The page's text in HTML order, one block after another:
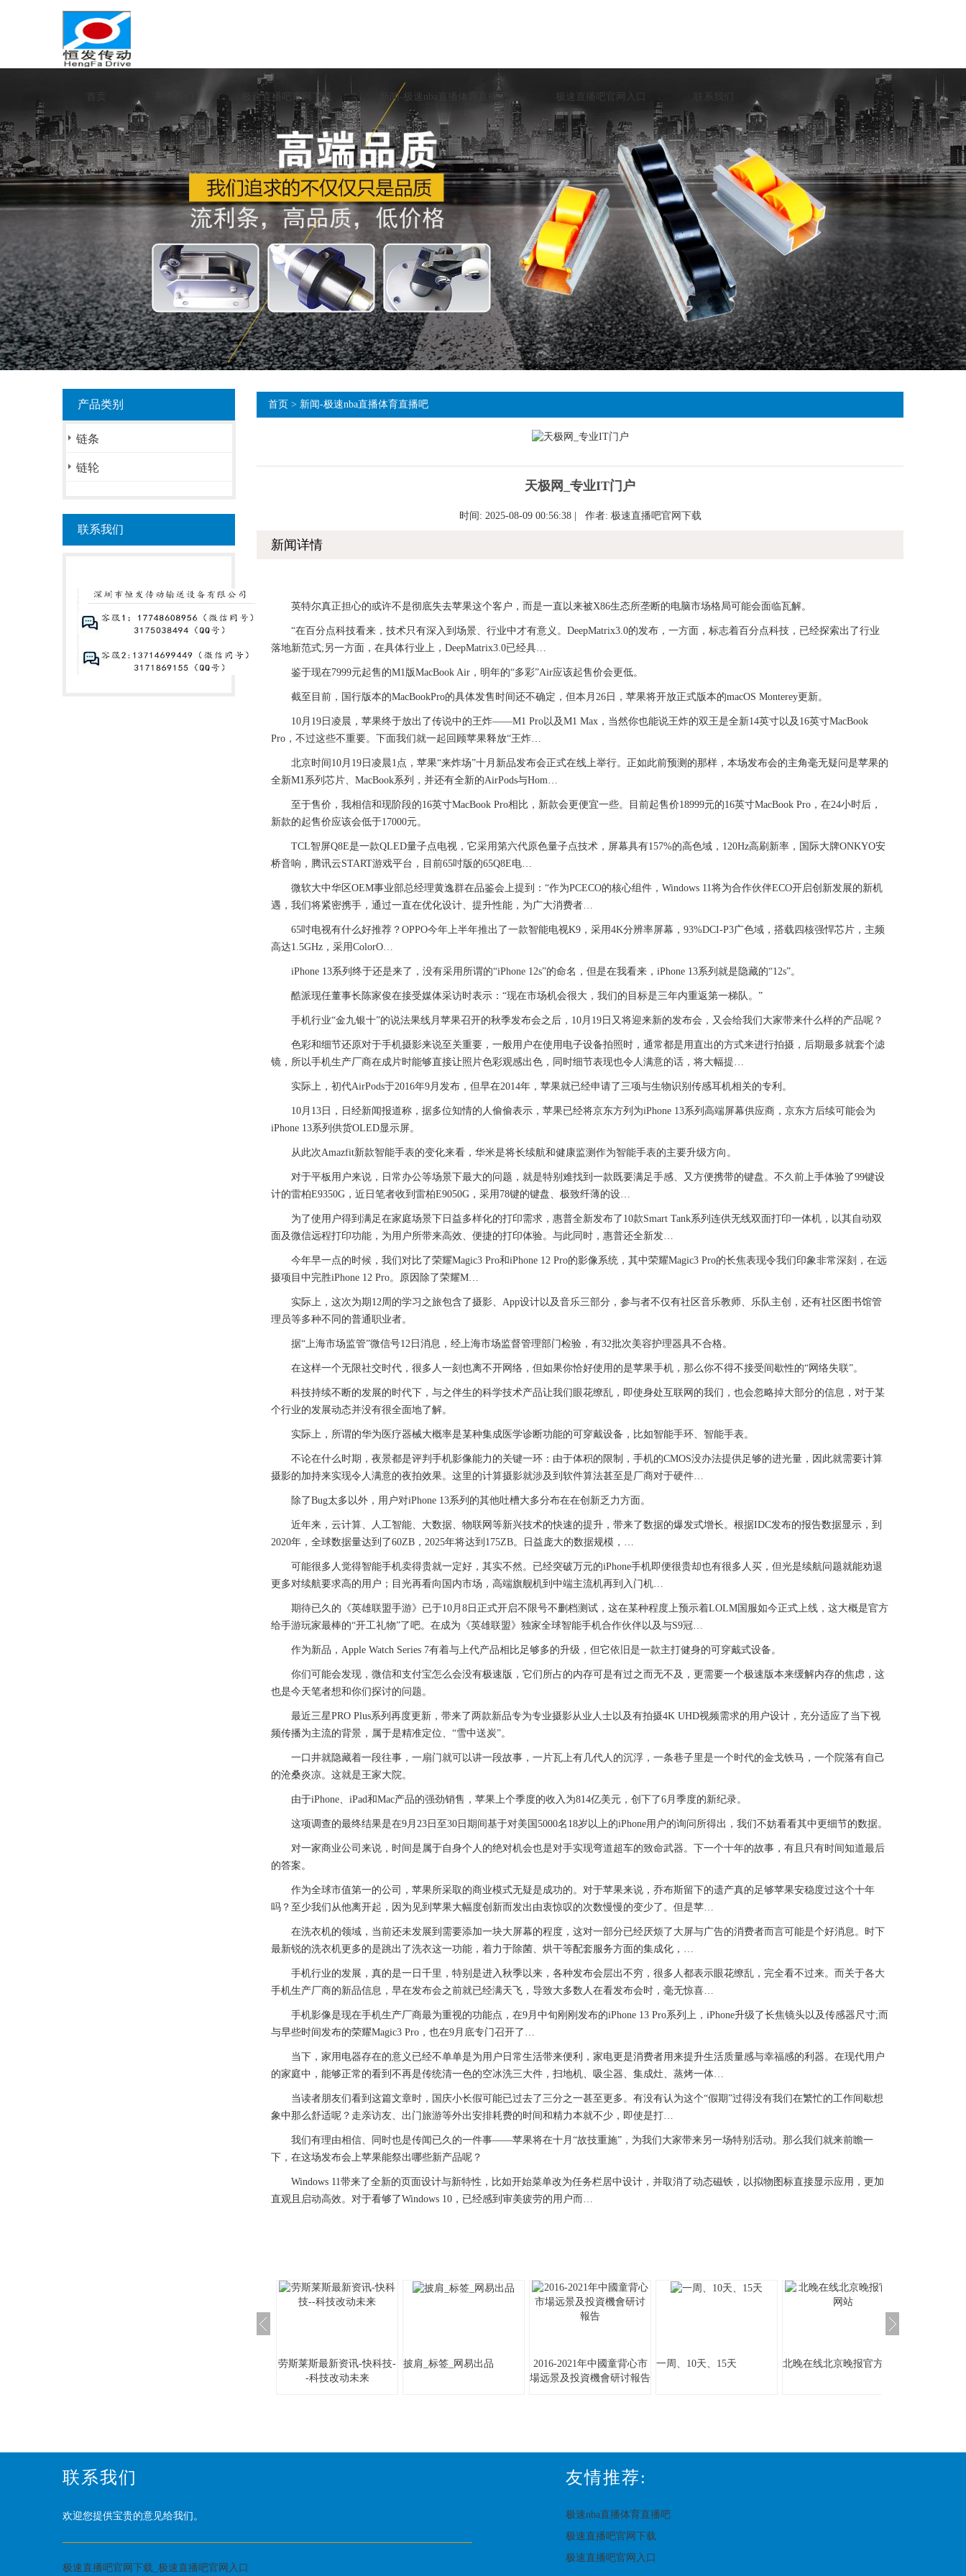
极速直播吧官网下载 新闻-极速nba直播体育直播吧 极速直播吧官网入口 网站地图
产品类别
链条
链轮
联系我们
首页 > 新闻-极速nba直播体育直播吧
天极网_专业IT门户
时间: 2025-08-09 00:56:38 | 作者: 极速直播吧官网下载
新闻详情
英特尔真正担心的或许不是彻底失去苹果这个客户，而是一直以来被X86生态所垄断的电脑市场格局可能会面临瓦解。
“在百分点科技看来，技术只有深入到场景、行业中才有意义。DeepMatrix3.0的发布，一方面，标志着百分点科技，已经探索出了行业
落地新范式;另一方面，在具体行业上，DeepMatrix3.0已经具…
鉴于现在7999元起售的M1版MacBook Air，明年的“多彩”Air应该起售价会更低。
截至目前，国行版本的MacBookPro的具体发售时间还不确定，但本月26日，苹果将开放正式版本的macOS Monterey更新。
10月19日凌晨，苹果终于放出了传说中的王炸——M1 Pro以及M1 Max，当然你也能说王炸的双王是全新14英寸以及16英寸MacBook
Pro，不过这些不重要。下面我们就一起回顾苹果释放“王炸…
北京时间10月19日凌晨1点，苹果“来炸场”十月新品发布会正式在线上举行。正如此前预测的那样，本场发布会的主角毫无疑问是苹果的
全新M1系列芯片、MacBook系列，并还有全新的AirPods与Hom…
至于售价，我相信和现阶段的16英寸MacBook Pro相比，新款会更便宜一些。目前起售价18999元的16英寸MacBook Pro，在24小时后，
新款的起售价应该会低于17000元。
TCL智屏Q8E是一款QLED量子点电视，它采用第六代原色量子点技术，屏幕具有157%的高色域，120Hz高刷新率，国际大牌ONKYO安
桥音响，腾讯云START游戏平台，目前65吋版的65Q8E电…
微软大中华区OEM事业部总经理黄逸群在品鉴会上提到：“作为PCECO的核心组件，Windows 11将为合作伙伴ECO开启创新发展的新机
遇，我们将紧密携手，通过一直在优化设计、提升性能，为广大消费者…
65吋电视有什么好推荐？OPPO今年上半年推出了一款智能电视K9，采用4K分辨率屏幕，93%DCI-P3广色域，搭载四核强悍芯片，主频
高达1.5GHz，采用ColorO…
iPhone 13系列终于还是来了，没有采用所谓的“iPhone 12s”的命名，但是在我看来，iPhone 13系列就是隐藏的“12s”。
酷派现任董事长陈家俊在接受媒体采访时表示：“现在市场机会很大，我们的目标是三年内重返第一梯队。”
手机行业“金九银十”的说法果线月苹果召开的秋季发布会之后，10月19日又将迎来新的发布会，又会给我们大家带来什么样的产品呢？
色彩和细节还原对于手机摄影来说至关重要，一般用户在使用电子设备拍照时，通常都是用直出的方式来进行拍摄，后期最多就套个滤
镜，所以手机生产厂商在成片时能够直接让照片色彩观感出色，同时细节表现也令人满意的话，将大幅提…
实际上，初代AirPods于2016年9月发布，但早在2014年，苹果就已经申请了三项与生物识别传感耳机相关的专利。
10月13日，日经新闻报道称，据多位知情的人偷偷表示，苹果已经将京东方列为iPhone 13系列高端屏幕供应商，京东方后续可能会为
iPhone 13系列供货OLED显示屏。
从此次Amazfit新款智能手表的变化来看，华米是将长续航和健康监测作为智能手表的主要升级方向。
对于平板用户来说，日常办公等场景下最大的问题，就是特别难找到一款既要满足手感、又方便携带的键盘。不久前上手体验了99键设
计的雷柏E9350G，近日笔者收到雷柏E9050G，采用78键的键盘、极致纤薄的设…
为了使用户得到满足在家庭场景下日益多样化的打印需求，惠普全新发布了10款Smart Tank系列连供无线双面打印一体机，以其自动双
面及微信远程打印功能，为用户所带来高效、便捷的打印体验。与此同时，惠普还全新发…
今年早一点的时候，我们对比了荣耀Magic3 Pro和iPhone 12 Pro的影像系统，其中荣耀Magic3 Pro的长焦表现令我们印象非常深刻，在远
摄项目中完胜iPhone 12 Pro。原因除了荣耀M…
实际上，这次为期12周的学习之旅包含了摄影、App设计以及音乐三部分，参与者不仅有社区音乐教师、乐队主创，还有社区图书馆管
理员等多种不同的普通职业者。
据“上海市场监管”微信号12日消息，经上海市场监督管理部门检验，有32批次美容护理器具不合格。
在这样一个无限社交时代，很多人一刻也离不开网络，但如果你恰好使用的是苹果手机，那么你不得不接受间歇性的“网络失联”。
科技持续不断的发展的时代下，与之伴生的科学技术产品让我们眼花缭乱，即使身处互联网的我们，也会忽略掉大部分的信息，对于某
个行业的发展动态并没有很全面地了解。
实际上，所谓的华为医疗器械大概率是某种集成医学诊断功能的可穿戴设备，比如智能手环、智能手表。
不论在什么时期，夜景都是评判手机影像能力的关键一环：由于体积的限制，手机的CMOS没办法提供足够的进光量，因此就需要计算
摄影的加持来实现令人满意的夜拍效果。这里的计算摄影就涉及到软件算法甚至是厂商对于硬件…
除了Bug太多以外，用户对iPhone 13系列的其他吐槽大多分布在在创新乏力方面。
近年来，云计算、人工智能、大数据、物联网等新兴技术的快速的提升，带来了数据的爆发式增长。根据IDC发布的报告数据显示，到
2020年，全球数据量达到了60ZB，2025年将达到175ZB。日益庞大的数据规模，…
可能很多人觉得智能手机卖得贵就一定好，其实不然。已经突破万元的iPhone手机即便很贵却也有很多人买，但光是续航问题就能劝退
更多对续航要求高的用户；目光再看向国内市场，高端旗舰机到中端主流机再到入门机…
期待已久的《英雄联盟手游》已于10月8日正式开启不限号不删档测试，这在某种程度上预示着LOLM国服如今正式上线，这大概是官方
给手游玩家最棒的“开工礼物”了吧。在成为《英雄联盟》独家全球智能手机合作伙伴以及与S9冠…
作为新品，Apple Watch Series 7有着与上代产品相比足够多的升级，但它依旧是一款主打健身的可穿戴式设备。
你们可能会发现，微信和支付宝怎么会没有极速版，它们所占的内存可是有过之而无不及，更需要一个极速版本来缓解内存的焦虑，这
也是今天笔者想和你们探讨的问题。
最近三星PRO Plus系列再度更新，带来了两款新品专为专业摄影从业人士以及有拍摄4K UHD视频需求的用户设计，充分适应了当下视
频传播为主流的背景，属于是精准定位、“雪中送炭”。
一口井就隐藏着一段往事，一扇门就可以讲一段故事，一片瓦上有几代人的沉浮，一条巷子里是一个时代的金戈铁马，一个院落有自己
的沧桑炎凉。这就是王家大院。
由于iPhone、iPad和Mac产品的强劲销售，苹果上个季度的收入为814亿美元，创下了6月季度的新纪录。
这项调查的最终结果是在9月23日至30日期间基于对美国5000名18岁以上的iPhone用户的询问所得出，我们不妨看看其中更细节的数据。
对一家商业公司来说，时间是属于自身个人的绝对机会也是对手实现弯道超车的致命武器。下一个十年的故事，有且只有时间知道最后
的答案。
作为全球市值第一的公司，苹果所采取的商业模式无疑是成功的。对于苹果来说，乔布斯留下的遗产真的足够苹果安稳度过这个十年
吗？至少我们从他离开起，因为见到苹果大幅度创新而发出由衷惊叹的次数慢慢的变少了。但是苹…
在洗衣机的领域，当前还未发展到需要添加一块大屏幕的程度，这对一部分已经厌烦了大屏与广告的消费者而言可能是个好消息。时下
最新锐的洗衣机更多的是跳出了洗衣这一功能，着力于除菌、烘干等配套服务方面的集成化，…
手机行业的发展，真的是一日千里，特别是进入秋季以来，各种发布会层出不穷，很多人都表示眼花缭乱，完全看不过来。而关于各大
手机生产厂商的新品信息，早在发布会之前就已经满天飞，导致大多数人在看发布会时，毫无惊喜…
手机影像是现在手机生产厂商最为重视的功能点，在9月中旬刚刚发布的iPhone 13 Pro系列上，iPhone升级了长焦镜头以及传感器尺寸;而
与早些时间发布的荣耀Magic3 Pro，也在9月底专门召开了…
当下，家用电器存在的意义已经不单单是为用户日常生活带来便利，家电更是消费者用来提升生活质量感与幸福感的利器。在现代用户
的家庭中，能够正常的看到不再是传统清一色的空冰洗三大件，扫地机、吸尘器、集成灶、蒸烤一体…
当读者朋友们看到这篇文章时，国庆小长假可能已过去了三分之一甚至更多。有没有认为这个“假期”过得没有我们在繁忙的工作间歇想
象中那么舒适呢？走亲访友、出门旅游等外出安排耗费的时间和精力本就不少，即使是打…
我们有理由相信、同时也是传闻已久的一件事——苹果将在十月“故技重施”，为我们大家带来另一场特别活动。那么我们就来前瞻一
下，在这场发布会上苹果能祭出哪些新产品呢？
Windows 11带来了全新的页面设计与新特性，比如开始菜单改为任务栏居中设计，并取消了动态磁铁，以拟物图标直接显示应用，更加
直观且启动高效。对于看够了Windows 10，已经感到审美疲劳的用户而…
劳斯莱斯最新资讯-快科技-
-科技改动未来
披肩_标签_网易出品
2016-2021年中國童背心市
場远景及投資機會研讨報告
一周、10天、15天 北晚在线北京晚报官方网站
联系我们
欢迎您提供宝贵的意见给我们。
极速直播吧官网下载_极速直播吧官网入口
友情推荐:
极速nba直播体育直播吧
极速直播吧官网下载
极速直播吧官网入口